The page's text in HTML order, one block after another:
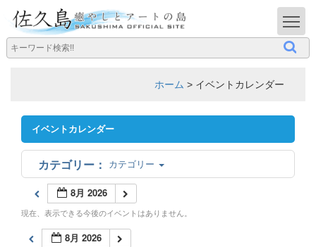
ホーム > イベントカレンダー
イベントカレンダー
カテゴリー
8月 2026
現在、表示できる今後のイベントはありません。
8月 2026